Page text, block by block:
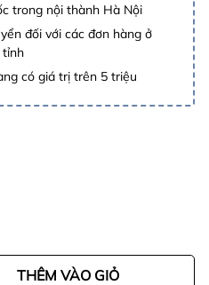
trong nội thành Hà Nội
đối với các đơn hàng ở
tỉnh
có giá trị trên 5 triệu
THÊM VÀO GIỎ